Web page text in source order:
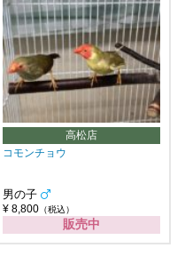
高松店
コモンチョウ
男の子
¥ 8,800 （税込）
販売中